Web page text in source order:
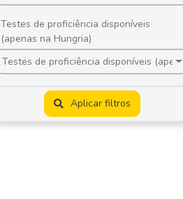
Testes de proficiência disponíveis
(apenas na Hungria)
Testes de proficiência disponíveis
Aplicar filtros